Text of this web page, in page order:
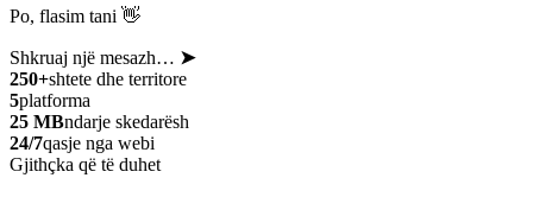
Po, flasim tani 👋
Shkruaj një mesazh… ➤
250+shtete dhe territore
5platforma
25 MBndarje skedarësh
24/7qasje nga webi
Gjithçka që të duhet